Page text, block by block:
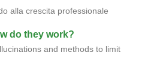
alla crescita professionale
do they work?
and methods to limit